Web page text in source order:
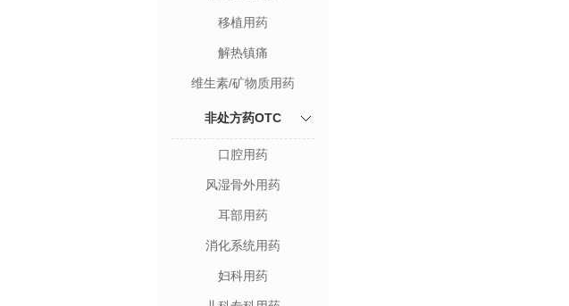
移植用药
解热镇痛
维生素/矿物质用药
非处方药OTC
口腔用药
风湿骨外用药
耳部用药
消化系统用药
妇科用药